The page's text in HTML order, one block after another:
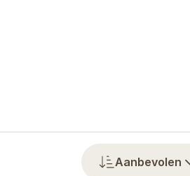
Aanbevolen